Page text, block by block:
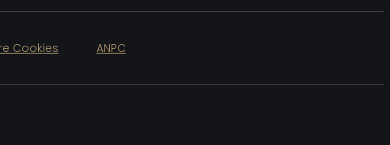
Cookies ANPC